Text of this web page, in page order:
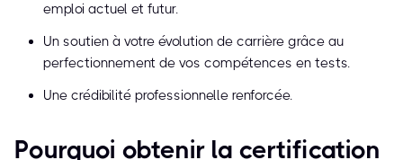
emploi actuel et futur.
Un soutien à votre évolution de carrière grâce au
perfectionnement de vos compétences en tests.
Une crédibilité professionnelle renforcée.
Pourquoi obtenir la certification